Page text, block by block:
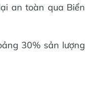
an toàn qua Biển
30% sản lượng